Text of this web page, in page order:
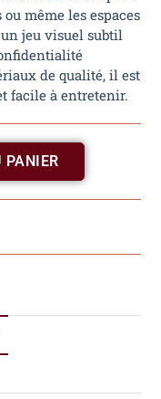
même les espaces
jeu visuel subtil
de qualité, il est
facile à entretenir.
PANIER